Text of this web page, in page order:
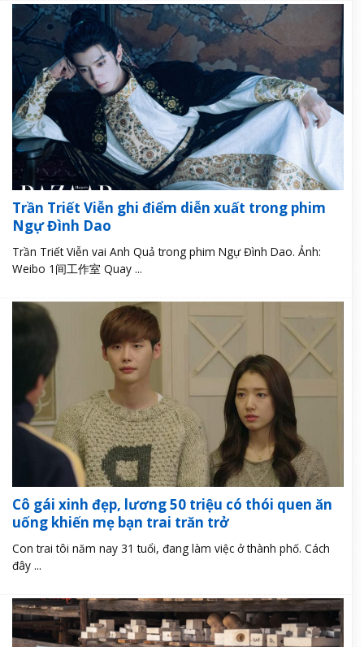
Trần Triết Viễn ghi điểm diễn xuất trong phim
Ngự Đình Dao
Trần Triết Viễn vai Anh Quả trong phim Ngự Đình Dao. Ảnh:
Weibo 1间工作室 Quay ...
Cô gái xinh đẹp, lương 50 triệu có thói quen ăn
uống khiến mẹ bạn trai trăn trở
Con trai tôi năm nay 31 tuổi, đang làm việc ở thành phố. Cách
đây ...